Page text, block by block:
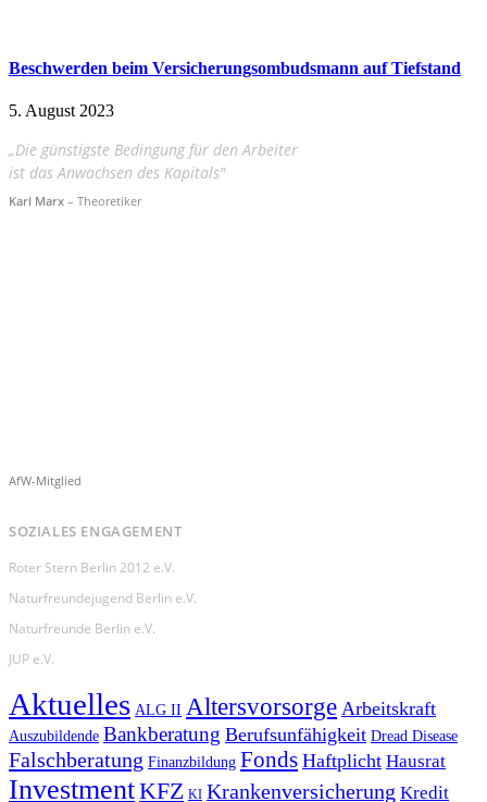
Beschwerden beim Versicherungsombudsmann auf Tiefstand
5. August 2023
„Die günstigste Bedingung für den Arbeiter
ist das Anwachsen des Kapitals"
Karl Marx – Theoretiker
AfW-Mitglied
SOZIALES ENGAGEMENT
Roter Stern Berlin 2012 e.V.
Naturfreundejugend Berlin e.V.
Naturfreunde Berlin e.V.
JUP e.V.
Aktuelles ALG II Altersvorsorge Arbeitskraft
Auszubildende Bankberatung Berufsunfähigkeit Dread Disease
Falschberatung Finanzbildung Fonds Haftplicht Hausrat
InvestmentKFZ KI Krankenversicherung Kredit